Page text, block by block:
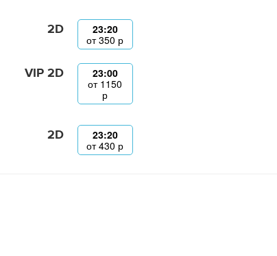
2D
23:20
от350 р
VIP 2D
23:00
от 1150
р
2D
23:20
от430 р